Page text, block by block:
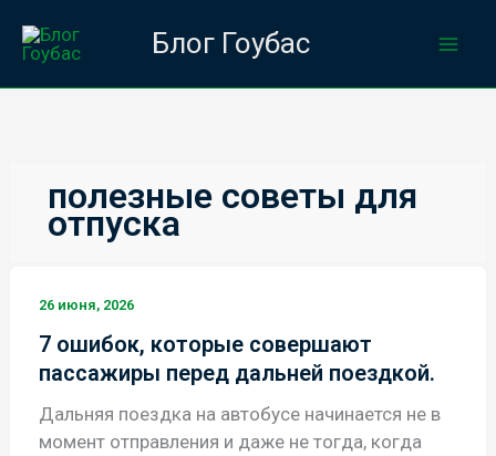
содержимому
Блог Гоубас
полезные советы для
отпуска
26 июня, 2026
7 ошибок, которые совершают
пассажиры перед дальней поездкой.
Дальняя поездка на автобусе начинается не в
момент отправления и даже не тогда, когда